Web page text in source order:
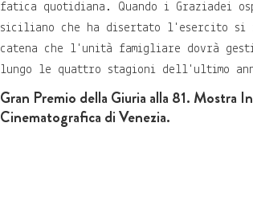
fatica quotidiana. Quando i Graziadei
siciliano che ha disertato l'esercito si
catena che l'unità famigliare dovrà
lungo le quattro stagioni dell'ultimo
Gran Premio della Giuria alla 81. Mostra
Cinematografica di Venezia.